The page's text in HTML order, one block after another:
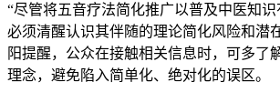
“尽管将五音疗法简化推广以普及中医知
必须清醒认识其伴随的理论简化风险和潜
阳提醒，公众在接触相关信息时，可多了
理念，避免陷入简单化、绝对化的误区。